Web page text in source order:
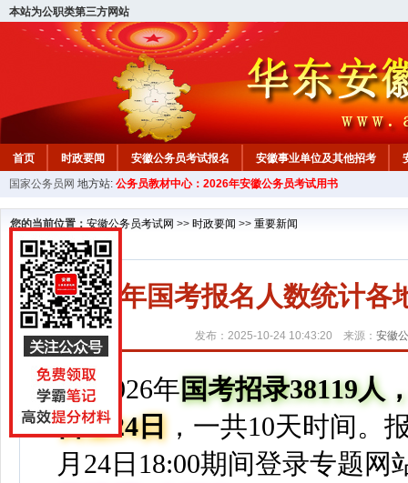
本站为公职类第三方网站
首页 时政要闻 安徽公务员考试报名 安徽事业单位及其他招考
安徽公务员行测试题 在线咨询 教材中心
国家公务员网 地方站: 公务员教材中心：2026年安徽公务员考试用书
您的当前位置： 安徽公务员考试网 >> 时政要闻 >> 重要新闻
2026年国考报名人数统计各
发布：2025-10-24 10:43:20 来源： 安徽
2026年国考招录38119人
日至24日，一共10天时间。
月24日18:00期间登录专题